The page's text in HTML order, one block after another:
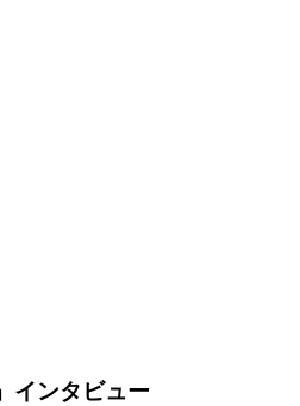
インタビュー